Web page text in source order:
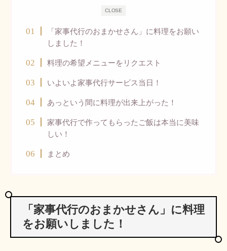
CLOSE
「家事代行のおまかせさん」に料理をお願い
しました！
料理の希望メニューをリクエスト
いよいよ家事代行サービス当日！
あっという間に料理が出来上がった！
家事代行で作ってもらったご飯は本当に美味
しい！
まとめ
「家事代行のおまかせさん」に料理
をお願いしました！